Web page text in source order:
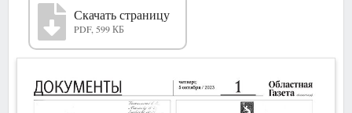
Скачать страницу
PDF, 599 КБ